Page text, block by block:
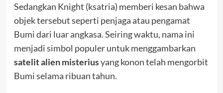
Sedangkan Knight (ksatria) memberi kesan bahwa
objek tersebut seperti penjaga atau pengamat
Bumi dari luar angkasa. Seiring waktu, nama ini
menjadi simbol populer untuk menggambarkan
satelit alien misteriusyang konon telah mengorbit
Bumi selama ribuan tahun.